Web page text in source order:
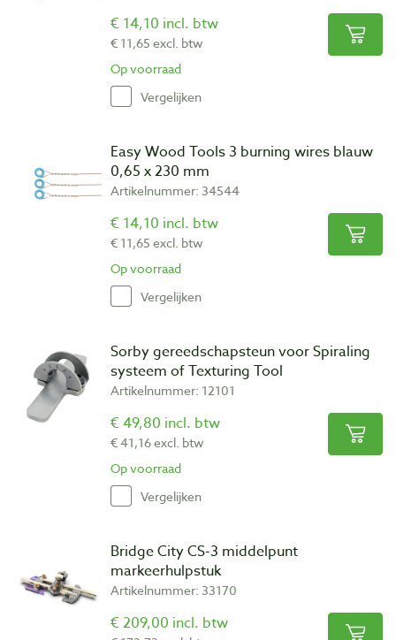
€ 14,10 incl. btw
€ 11,65 excl. btw
Op voorraad
Vergelijken
Easy Wood Tools 3 burning wires blauw
0,65 x 230 mm
Artikelnummer: 34544
€ 14,10 incl. btw
€ 11,65 excl. btw
Op voorraad
Vergelijken
Sorby gereedschapsteun voor Spiraling
systeem of Texturing Tool
Artikelnummer: 12101
€ 49,80 incl. btw
€ 41,16 excl. btw
Op voorraad
Vergelijken
Bridge City CS-3 middelpunt
markeerhulpstuk
Artikelnummer: 33170
€ 209,00 incl. btw